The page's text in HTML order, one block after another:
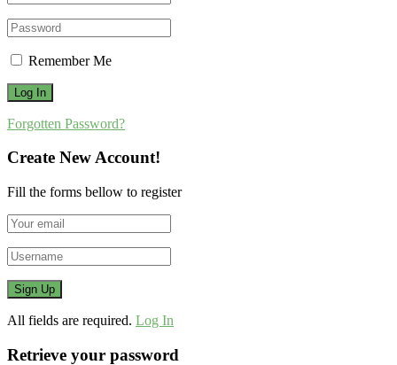
Remember Me
Forgotten Password?
Create New Account!
Fill the forms bellow to register
All fields are required. Log In
Retrieve your password